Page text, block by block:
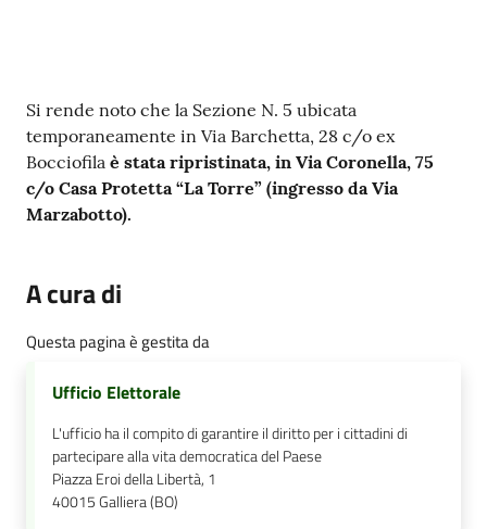
Contenuto
Si rende noto che la Sezione N. 5 ubicata
temporaneamente in Via Barchetta, 28 c/o ex
Bocciofila è stata ripristinata, in Via Coronella, 75
c/o Casa Protetta “La Torre” (ingresso da Via
Marzabotto).
A cura di
Questa pagina è gestita da
Ufficio Elettorale
L'ufficio ha il compito di garantire il diritto per i cittadini di
partecipare alla vita democratica del Paese
Piazza Eroi della Libertà, 1
40015Galliera (BO)